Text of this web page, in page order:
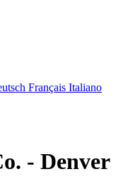
Français Italiano
- Denver